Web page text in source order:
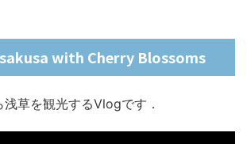
with Cherry Blossoms
草を観光するVlogです．